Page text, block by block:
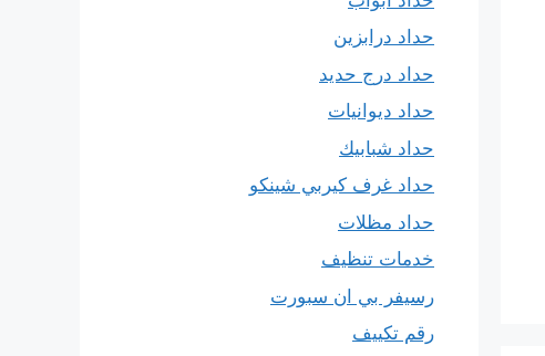
حداد درابزين
حداد درج حديد
حداد ديوانيات
حداد شبابيك
حداد غرف كيربي شينكو
حداد مظلات
خدمات تنظيف
رسيفر بي ان سبورت
رقم تكييف